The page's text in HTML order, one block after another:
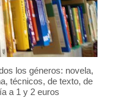
los géneros: novela,
técnicos, de texto, de
a 1 y 2 euros